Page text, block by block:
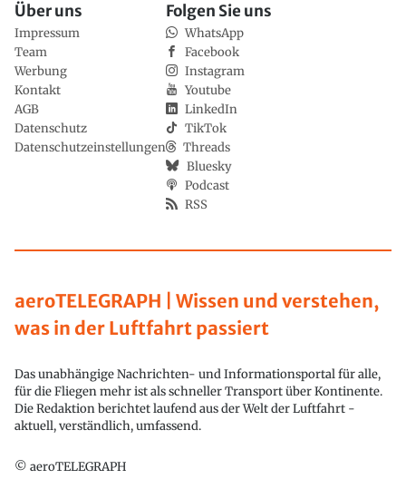
aeroTELEGRAPH | Wissen und verstehen,
was in der Luftfahrt passiert
Das unabhängige Nachrichten- und Informationsportal für alle,
für die Fliegen mehr ist als schneller Transport über Kontinente.
Die Redaktion berichtet laufend aus der Welt der Luftfahrt -
aktuell, verständlich, umfassend.
© aeroTELEGRAPH
Über uns
Impressum
Team
Werbung
Kontakt
AGB
Datenschutz
Datenschutzeinstellungen
Folgen Sie uns
WhatsApp
Facebook
Instagram
Youtube
LinkedIn
TikTok
Threads
Bluesky
Podcast
RSS